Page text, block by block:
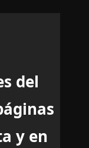
del
y en